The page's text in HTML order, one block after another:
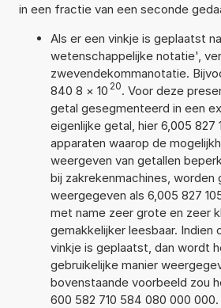
in een fractie van een seconde
Als er een vinkje is geplaatst
wetenschappelijke notatie',
zwevendekommanotatie.
840 8 × 10 20. Voor deze
getal gesegmenteerd in een
eigenlijke getal, hier 6,005 827
apparaten waarop de
weergeven van getallen
bij zakrekenmachines, worden
weergegeven als 6,005 827
met name zeer grote en zeer
gemakkelijker leesbaar. Indien
vinkje is geplaatst, dan wordt
gebruikelijke manier
bovenstaande voorbeeld zou
600 582 710 584 080 000